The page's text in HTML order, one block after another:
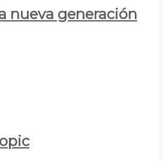
nueva generación